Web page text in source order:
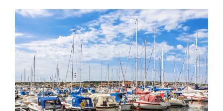
Märkesförsäkringar
Vattenskoterförsäkring
Sportfiskarna